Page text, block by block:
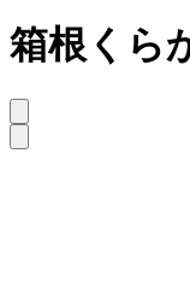
箱根くら